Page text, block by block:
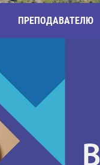
ПРЕПОДАВАТЕЛЮ